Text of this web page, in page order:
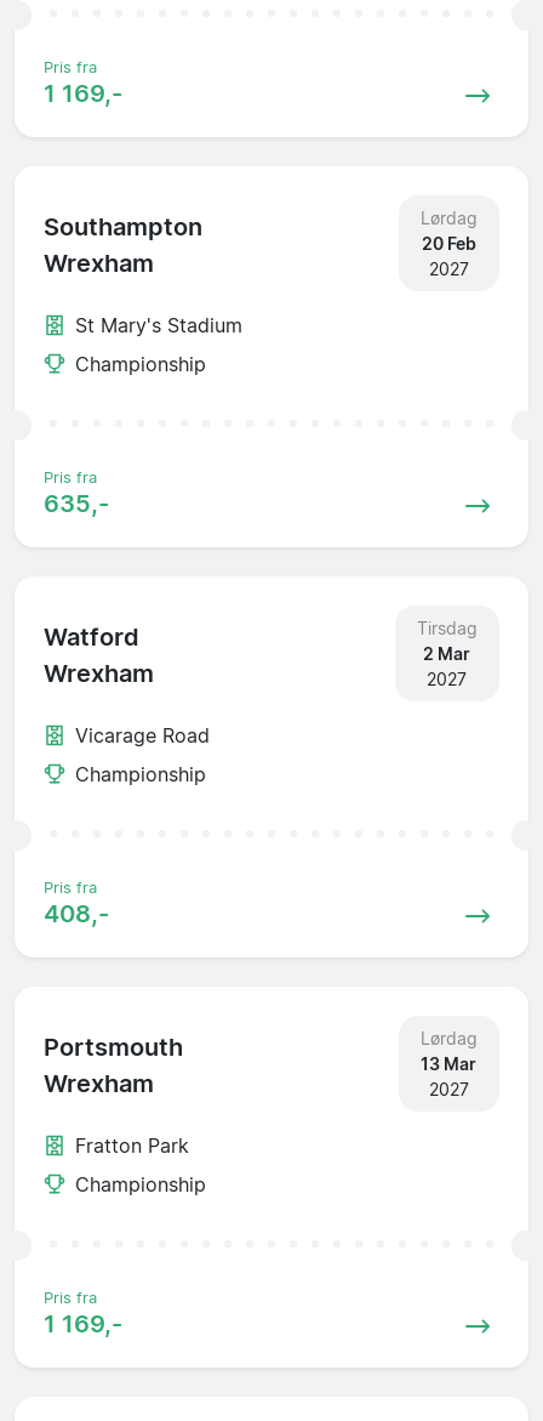
Pris fra
1 169,-
Southampton
Wrexham
Lørdag
20 Feb
2027
St Mary's Stadium
Championship
Pris fra
635,-
Watford
Wrexham
Tirsdag
2 Mar
2027
Vicarage Road
Championship
Pris fra
408,-
Portsmouth
Wrexham
Lørdag
13 Mar
2027
Fratton Park
Championship
Pris fra
1 169,-